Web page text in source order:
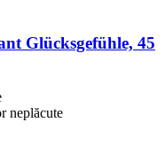
Glücksgefühle, 45
neplăcute